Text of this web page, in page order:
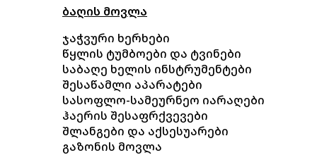
ბაღის მოვლა
ჯაჭვური ხერხები
წყლის ტუმბოები და ტვინები
საბაღე ხელის ინსტრუმენტები
შესაწამლი აპარატები
სასოფლო-სამეურნეო იარაღები
ჰაერის შესაფრქვევები
შლანგები და აქსესუარები
გაზონის მოვლა